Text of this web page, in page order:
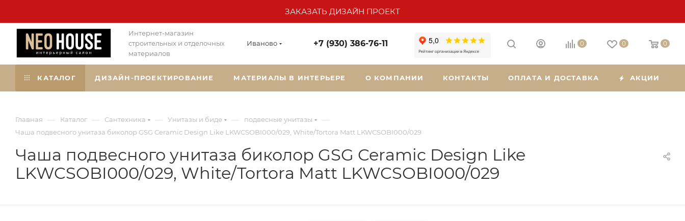
ЗАКАЗАТЬ ДИЗАЙН ПРОЕКТ
Интернет-магазин
строительных и отделочных
материалов
Иваново +7 (930) 386-76-11 0 0 0
КАТАЛОГ ДИЗАЙН-ПРОЕКТИРОВАНИЕ МАТЕРИАЛЫ В ИНТЕРЬЕРЕ О КОМПАНИИ КОНТАКТЫ ОПЛАТА И ДОСТАВКА АКЦИИ
Главная — Каталог — Сантехника — Унитазы и биде — подвесные унитазы —
Чаша подвесного унитаза биколор GSG Ceramic Design Like LKWCSOBI000/029, White/Tortora Matt LKWCSOBI000/029
Чаша подвесного унитаза биколор GSG Ceramic Design Like
LKWCSOBI000/029, White/Tortora Matt LKWCSOBI000/029